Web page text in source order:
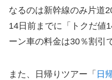
なるのは新幹線のみ片道
14日前までに「トクだ値
ーン車の料金は30％割引
また、日帰りツアー「 日